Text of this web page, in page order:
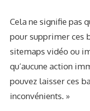
Cela ne signifie pas
pour supprimer ces
sitemaps vidéo ou
qu’aucune action
pouvez laisser ces
inconvénients. »